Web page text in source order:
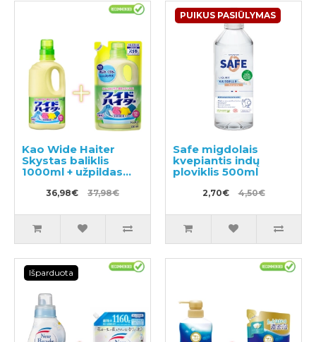
Kao Wide Haiter
Skystas baliklis
1000ml + užpildas
36,98€ 37,98€
PUIKUS PASIŪLYMAS
Safe migdolais
kvepiantis indų
ploviklis 500ml
2,70€ 4,50€
Išparduota